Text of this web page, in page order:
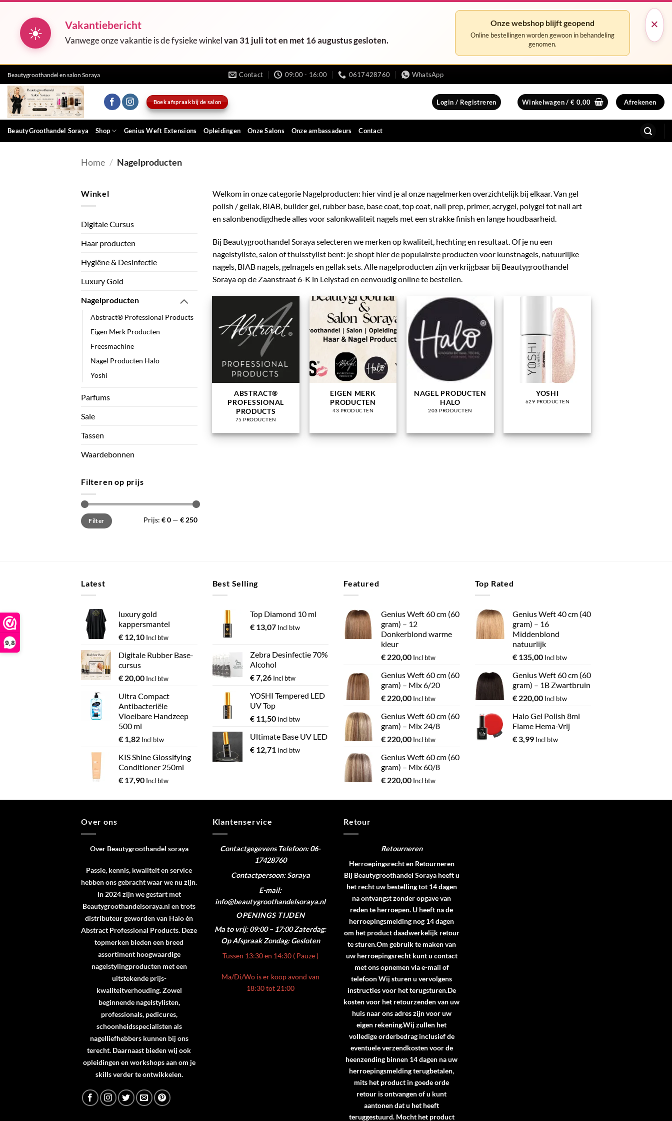
9,8
×
☀ Vakantiebericht
Vanwege onze vakantie is de fysieke winkelvan 31 juli tot en met 16 augustus gesloten.
Onze webshop blijft geopend
Online bestellingen worden gewoon in behandeling
genomen.
Ga
naar
inhoud
Beautygroothandel en salon Soraya Contact 09:00 - 16:00 0617428760 WhatsApp
Boek afspraak bij de salon Login / Registreren Winkelwagen /€ 0,00 Afrekenen
BeautyGroothandel Soraya Shop Genius Weft Extensions Opleidingen Onze Salons Onze ambassadeurs Contact
Home / Nagelproducten
Winkel
Digitale Cursus
Haar producten
Hygiëne & Desinfectie
Luxury Gold
Nagelproducten
Abstract® Professional Products
Eigen Merk Producten
Freesmachine
Nagel Producten Halo
Yoshi
Parfums
Sale
Tassen
Waardebonnen
Filteren op prijs
Min.
prijs
Max.
prijsFilter Prijs: € 0— € 250
Welkom in onze categorie Nagelproducten: hier vind je al onze nagelmerken overzichtelijk bij elkaar. Van gel
polish / gellak, BIAB, builder gel, rubber base, base coat, top coat, nail prep, primer, acrygel, polygel tot nail art
en salonbenodigdhede alles voor salonkwaliteit nagels met een strakke finish en lange houdbaarheid.
Bij Beautygroothandel Soraya selecteren we merken op kwaliteit, hechting en resultaat. Of je nu een
nagelstyliste, salon of thuisstylist bent: je shopt hier de populairste producten voor kunstnagels, natuurlijke
nagels, BIAB nagels, gelnagels en gellak sets. Alle nagelproducten zijn verkrijgbaar bij Beautygroothandel
Soraya op de Zaanstraat 6-K in Lelystad en eenvoudig online te bestellen.
ABSTRACT®
PROFESSIONAL
PRODUCTS
75 PRODUCTEN
EIGEN MERK
PRODUCTEN
43 PRODUCTEN
NAGEL PRODUCTEN
HALO
203 PRODUCTEN
YOSHI
629 PRODUCTEN
Latest
luxury gold
kappersmantel
€ 12,10 Incl btw
Digitale Rubber Base-
cursus
€ 20,00 Incl btw
Ultra Compact
Antibacteriële
Vloeibare Handzeep
500 ml
€ 1,82 Incl btw
KIS Shine Glossifying
Conditioner 250ml
€ 17,90 Incl btw
Best Selling
Top Diamond 10 ml
€13,07 Incl btw
Zebra Desinfectie 70%
Alcohol
€7,26 Incl btw
YOSHI Tempered LED
UV Top
€11,50 Incl btw
Ultimate Base UV LED
€12,71 Incl btw
Featured
Genius Weft 60 cm (60
gram) – 12
Donkerblond warme
kleur
€ 220,00 Incl btw
Genius Weft 60 cm (60
gram) – Mix 6/20
€ 220,00 Incl btw
Genius Weft 60 cm (60
gram) – Mix 24/8
€ 220,00 Incl btw
Genius Weft 60 cm (60
gram) – Mix 60/8
€ 220,00 Incl btw
Top Rated
Genius Weft 40 cm (40
gram) – 16
Middenblond
natuurlijk
€135,00 Incl btw
Genius Weft 60 cm (60
gram) – 1B Zwartbruin
€220,00 Incl btw
Halo Gel Polish 8ml
Flame Hema-Vrij
€3,99 Incl btw
Over ons
Over Beautygroothandel soraya
Passie, kennis, kwaliteit en service
hebben ons gebracht waar we nu zijn.
In 2024 zijn we gestart met
Beautygroothandelsoraya.nl en trots
distributeur geworden van Haloén
Abstract Professional Products. Deze
topmerken bieden een breed
assortiment hoogwaardige
nagelstylingproducten met een
uitstekende prijs-
kwaliteitverhouding. Zowel
beginnende nagelstylisten,
professionals, pedicures,
schoonheidsspecialisten als
nagelliefhebbers kunnen bij ons
terecht. Daarnaast bieden wij ook
opleidingen en workshops aan om je
skills verder te ontwikkelen.
Klantenservice
ContactgegevensTelefoon: 06-
17428760
Contactpersoon: Soraya
E-mail:
info@beautygroothandelsoraya.nl
OPENINGS TIJDEN
Ma to vrij: 09:00 – 17:00 Zaterdag:
Op Afspraak Zondag: Gesloten
Tussen 13:30 en 14:30 ( Pauze )
Ma/Di/Wo is er koop avond van
18:30 tot 21:00
Retour
Retourneren
Herroepingsrecht en Retourneren
Bij Beautygroothandel Soraya heeft u
het recht uw bestelling tot 14 dagen
na ontvangst zonder opgave van
reden te herroepen. U heeft na de
herroepingsmelding nog 14 dagen
om het product daadwerkelijk retour
te sturen.Om gebruik te maken van
uw herroepingsrecht kunt u contact
met ons opnemen via e-mail of
telefoon Wij sturen u vervolgens
instructies voor het terugsturen.De
kosten voor het retourzenden van uw
huis naar ons adres zijn voor uw
eigen rekening.Wij zullen het
volledige orderbedrag inclusief de
eventuele verzendkosten voor de
heenzending binnen 14 dagen na uw
herroepingsmelding terugbetalen,
mits het product in goede orde
retour is ontvangen of u kunt
aantonen dat u het heeft
teruggestuurd. Mocht het product